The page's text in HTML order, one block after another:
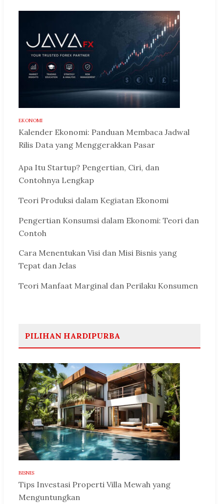
EKONOMI
Kalender Ekonomi: Panduan Membaca Jadwal
Rilis Data yang Menggerakkan Pasar
Apa Itu Startup? Pengertian, Ciri, dan
Contohnya Lengkap
Teori Produksi dalam Kegiatan Ekonomi
Pengertian Konsumsi dalam Ekonomi: Teori dan
Contoh
Cara Menentukan Visi dan Misi Bisnis yang
Tepat dan Jelas
Teori Manfaat Marginal dan Perilaku Konsumen
PILIHAN HARDIPURBA
BISNIS
Tips Investasi Properti Villa Mewah yang
Menguntungkan